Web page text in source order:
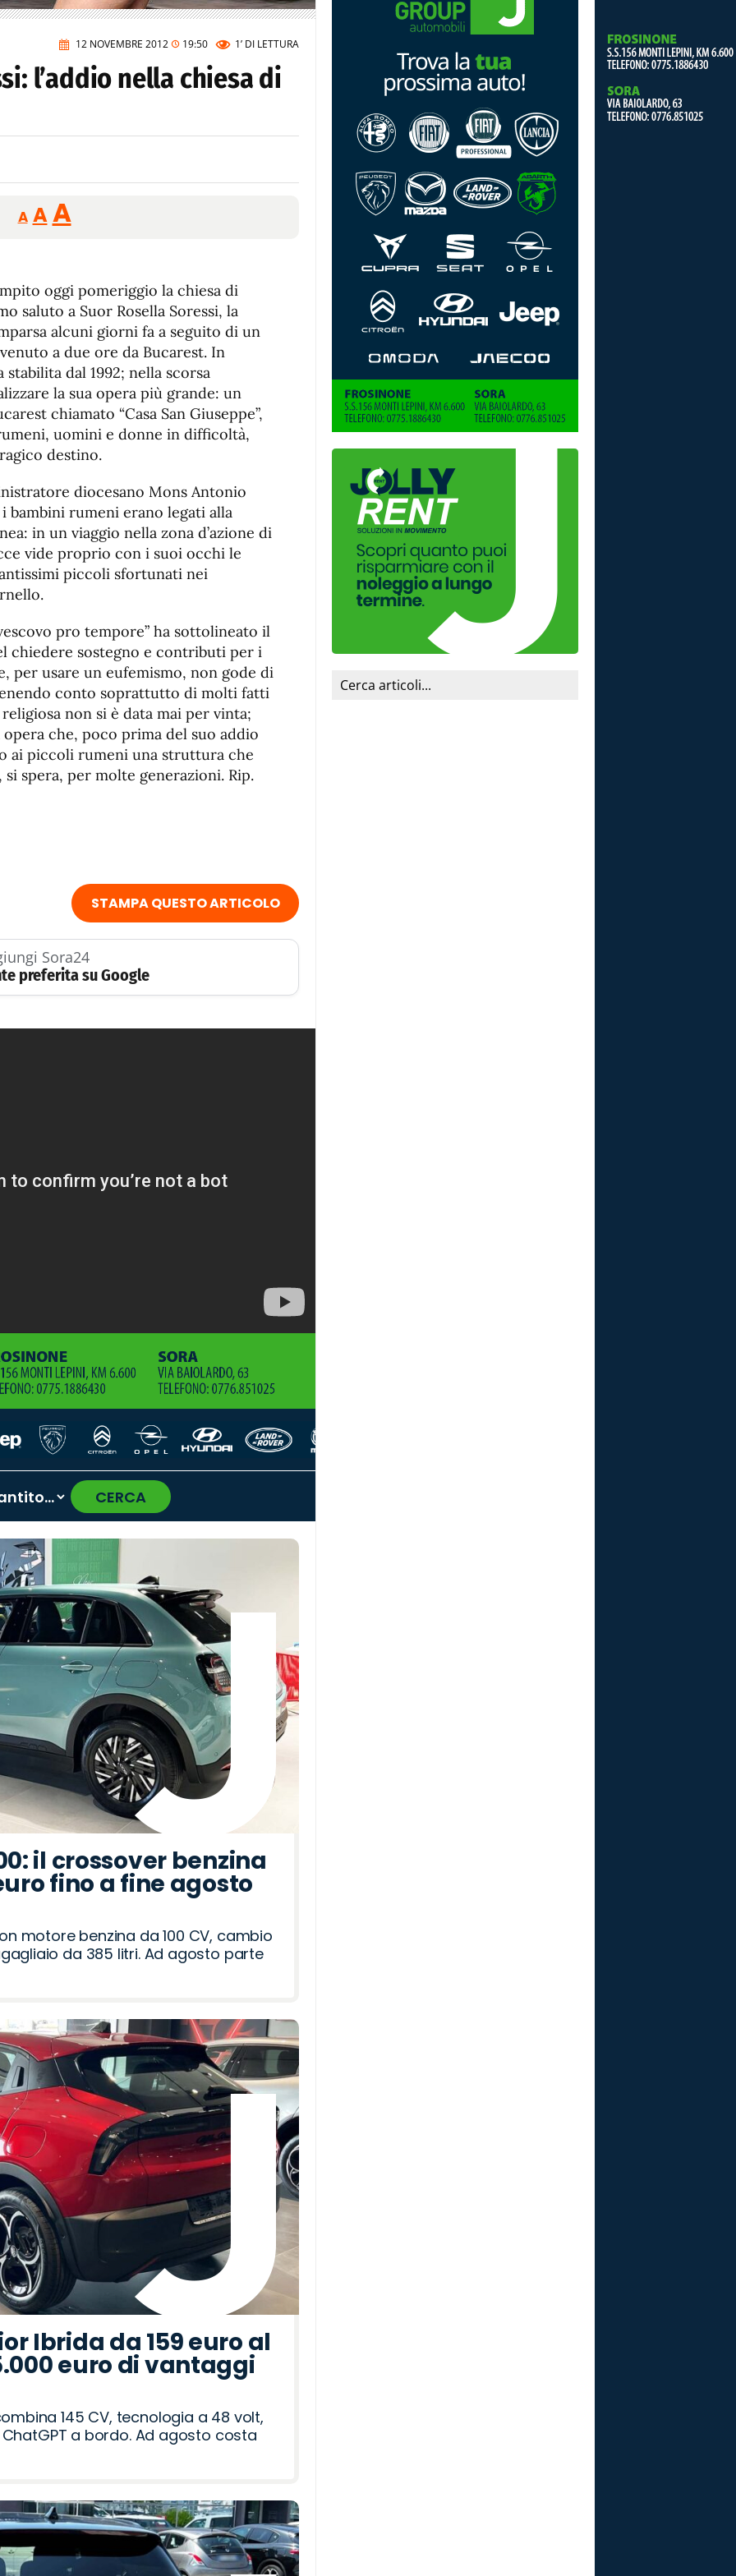
12 NOVEMBRE 2012 19:50 1’ DI LETTURA
l’addio nella chiesa di
A
Reducir
tamaño
A Restablecer
tamaño
fuente
AAumentar
de
fuente.
oggi pomeriggio la chiesa di
saluto a Suor Rosella Soressi, la
alcuni giorni fa a seguito di un
a due ore da Bucarest. In
stabilita dal 1992; nella scorsa
la sua opera più grande: un
chiamato “Casa San Giuseppe”,
uomini e donne in difficoltà,
destino.
diocesano Mons Antonio
bambini rumeni erano legati alla
in un viaggio nella zona d’azione di
vide proprio con i suoi occhi le
piccoli sfortunati nei
pro tempore” ha sottolineato il
chiedere sostegno e contributi per i
per usare un eufemismo, non gode di
conto soprattutto di molti fatti
non si è data mai per vinta;
che, poco prima del suo addio
ai piccoli rumeni una struttura che
spera, per molte generazioni. Rip.
STAMPA QUESTO ARTICOLO
Sora24
preferita su Google
CERCA
›
il crossover benzina
fino a fine agosto
motore benzina da 100 CV, cambio
da 385 litri. Ad agosto parte
Ibrida da 159 euro al
euro di vantaggi
145 CV, tecnologia a 48 volt,
a bordo. Ad agosto costa